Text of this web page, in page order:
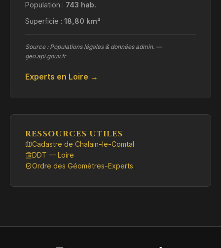
Population : 743 hab.
Superficie : 18,80 km²
Source : Populations légales & données admin. —
geo.api.gouv.fr
Experts en Loire →
RESSOURCES UTILES
Cadastre de Chalain-le-Comtal
DDT — Loire
Ordre des Géomètres-Experts